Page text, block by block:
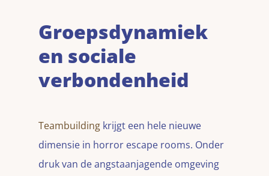
Groepsdynamiek
en sociale
verbondenheid
Teambuilding krijgt een hele nieuwe
dimensie in horror escape rooms. Onder
druk van de angstaanjagende omgeving